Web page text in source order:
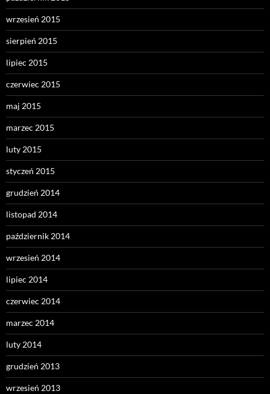
wrzesień 2015
sierpień 2015
lipiec 2015
czerwiec 2015
maj 2015
marzec 2015
luty 2015
styczeń 2015
grudzień 2014
listopad 2014
październik 2014
wrzesień 2014
lipiec 2014
czerwiec 2014
marzec 2014
luty 2014
grudzień 2013
wrzesień 2013